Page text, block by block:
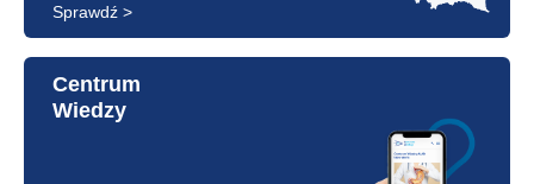
Sprawdź >
Centrum
Wiedzy